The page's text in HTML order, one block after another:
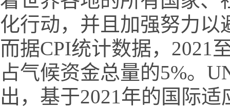
化行动，并且加强努力
而据CPI统计数据，2021
占气候资金总量的5%。
出，基于2021年的国际